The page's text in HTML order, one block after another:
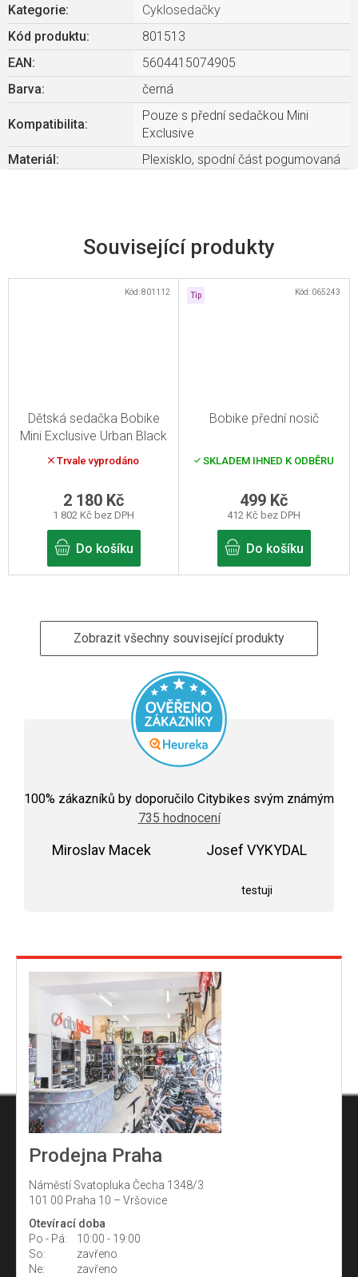
Související produkty
Dětská sedačka Bobike
Mini Exclusive Urban Black
Trvale vyprodáno
1 802 Kč bez DPH
2 180 Kč
Do košíku
Kód:801112 Tip
Bobike přední nosič
SKLADEM IHNED K ODBĚRU
412 Kč bez DPH
499 Kč
Do košíku
Kód: 065243
Zobrazit všechny související produkty
Kategorie:
Cyklosedačky
Kód produktu:
801513
EAN:
5604415074905
Barva: černá
Kompatibilita:
Pouze s přední sedačkou Mini
Exclusive
Materiál: Plexisklo, spodní část pogumovaná
hodnocení
obchodu
je
100% zákazníků by doporučilo Citybikes svým známým
735 hodnocení
Miroslav Macek Josef VYKYDAL
testuji
Prodejna Praha
Náměstí Svatopluka Čecha 1348/3
101 00 Praha 10 – Vršovice
Otevírací doba
Po - Pá:
10:00 - 19:00
So:
zavřeno
Ne:
zavřeno